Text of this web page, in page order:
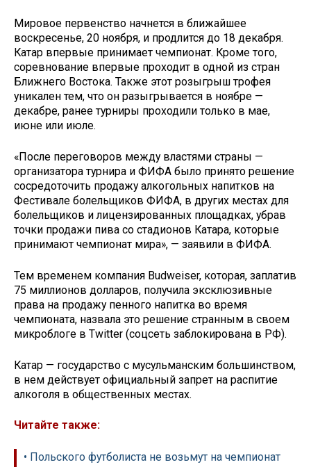
Мировое первенство начнется в ближайшее
воскресенье, 20 ноября, и продлится до 18 декабря.
Катар впервые принимает чемпионат. Кроме того,
соревнование впервые проходит в одной из стран
Ближнего Востока. Также этот розыгрыш трофея
уникален тем, что он разыгрывается в ноябре —
декабре, ранее турниры проходили только в мае,
июне или июле.
«После переговоров между властями страны —
организатора турнира и ФИФА было принято решение
сосредоточить продажу алкогольных напитков на
Фестивале болельщиков ФИФА, в других местах для
болельщиков и лицензированных площадках, убрав
точки продажи пива со стадионов Катара, которые
принимают чемпионат мира», — заявили в ФИФА.
Тем временем компания Budweiser, которая, заплатив
75 миллионов долларов, получила эксклюзивные
права на продажу пенного напитка во время
чемпионата, назвала это решение странным в своем
микроблоге в Twitter (соцсеть заблокирована в РФ).
Катар — государство с мусульманским большинством,
в нем действует официальный запрет на распитие
алкоголя в общественных местах.
Читайте также:
• Польского футболиста не возьмут на чемпионат